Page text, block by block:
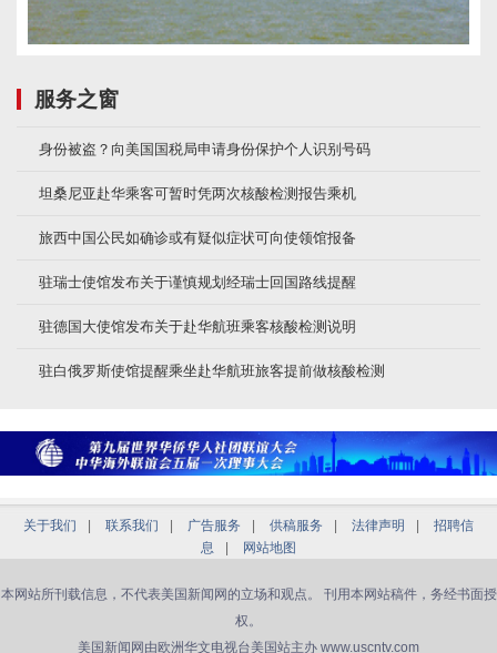
服务之窗
身份被盗？向美国国税局申请身份保护个人识别号码
坦桑尼亚赴华乘客可暂时凭两次核酸检测报告乘机
旅西中国公民如确诊或有疑似症状可向使领馆报备
驻瑞士使馆发布关于谨慎规划经瑞士回国路线提醒
驻德国大使馆发布关于赴华航班乘客核酸检测说明
驻白俄罗斯使馆提醒乘坐赴华航班旅客提前做核酸检测
关于我们 联系我们 广告服务 供稿服务 法律声明
招聘信
息
网站地图
本网站所刊载信息，不代表美国新闻网的立场和观点。 刊用本网站稿件，务经书面授
权。
美国新闻网由欧洲华文电视台美国站主办 www.uscntv.com